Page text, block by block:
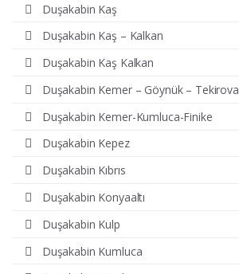
Duşakabin Kaş
Duşakabin Kaş – Kalkan
Duşakabin Kaş Kalkan
Duşakabin Kemer – Göynük – Tekirova
Duşakabin Kemer-Kumluca-Finike
Duşakabin Kepez
Duşakabin Kıbrıs
Duşakabin Konyaaltı
Duşakabin Kulp
Duşakabin Kumluca